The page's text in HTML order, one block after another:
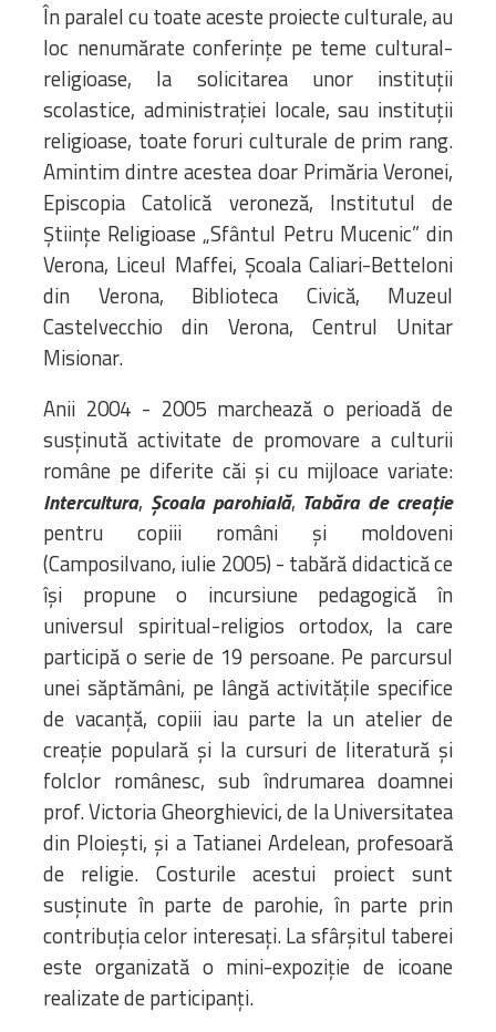
În paralel cu toate aceste proiecte culturale, au
loc nenumărate conferințe pe teme cultural-
religioase, la solicitarea unor instituții
scolastice, administrației locale, sau instituții
religioase, toate foruri culturale de prim rang.
Amintim dintre acestea doar Primăria Veronei,
Episcopia Catolică veroneză, Institutul de
Științe Religioase „Sfântul Petru Mucenic” din
Verona, Liceul Maffei, Școala Caliari-Betteloni
din Verona, Biblioteca Civică, Muzeul
Castelvecchio din Verona, Centrul Unitar
Misionar.
Anii 2004 - 2005 marchează o perioadă de
susținută activitate de promovare a culturii
române pe diferite căi și cu mijloace variate:
Intercultura, Școala parohială, Tabăra de creație
pentru copiii români și moldoveni
(Camposilvano, iulie 2005) - tabără didactică ce
își propune o incursiune pedagogică în
universul spiritual-religios ortodox, la care
participă o serie de 19 persoane. Pe parcursul
unei săptămâni, pe lângă activitățile specifice
de vacanță, copiii iau parte la un atelier de
creație populară și la cursuri de literatură și
folclor românesc, sub îndrumarea doamnei
prof. Victoria Gheorghievici, de la Universitatea
din Ploiești, și a Tatianei Ardelean, profesoară
de religie. Costurile acestui proiect sunt
susținute în parte de parohie, în parte prin
contribuția celor interesați. La sfârșitul taberei
este organizată o mini-expoziție de icoane
realizate de participanți.